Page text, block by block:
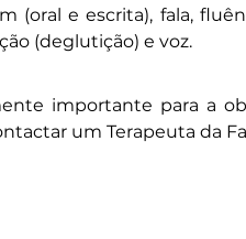
(oral e escrita), fala,
(deglutição) e voz.
importante para a
um Terapeuta da